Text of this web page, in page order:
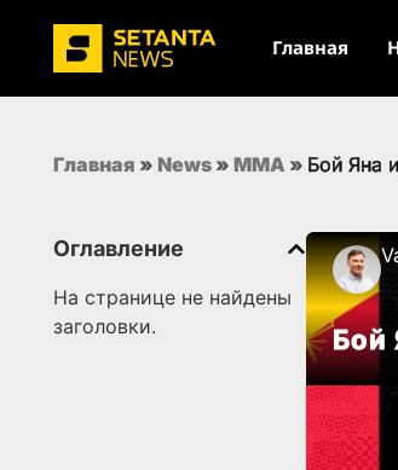
Главная
Главная » News » MMA » Бой Яна
Оглавление
На странице не найдены
заголовки.
Бой